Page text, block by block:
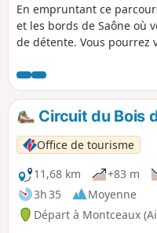
En empruntant ce
et les bords de Saône où
de détente. Vous pourrez
le 25 novembre 1819. Elle
les années 1868-1869.
véhicules à moteur.
Circuit du Bois
Office de tourisme
11,68 km
+83 m
3h 35
Moyenne
Départ à Montceaux